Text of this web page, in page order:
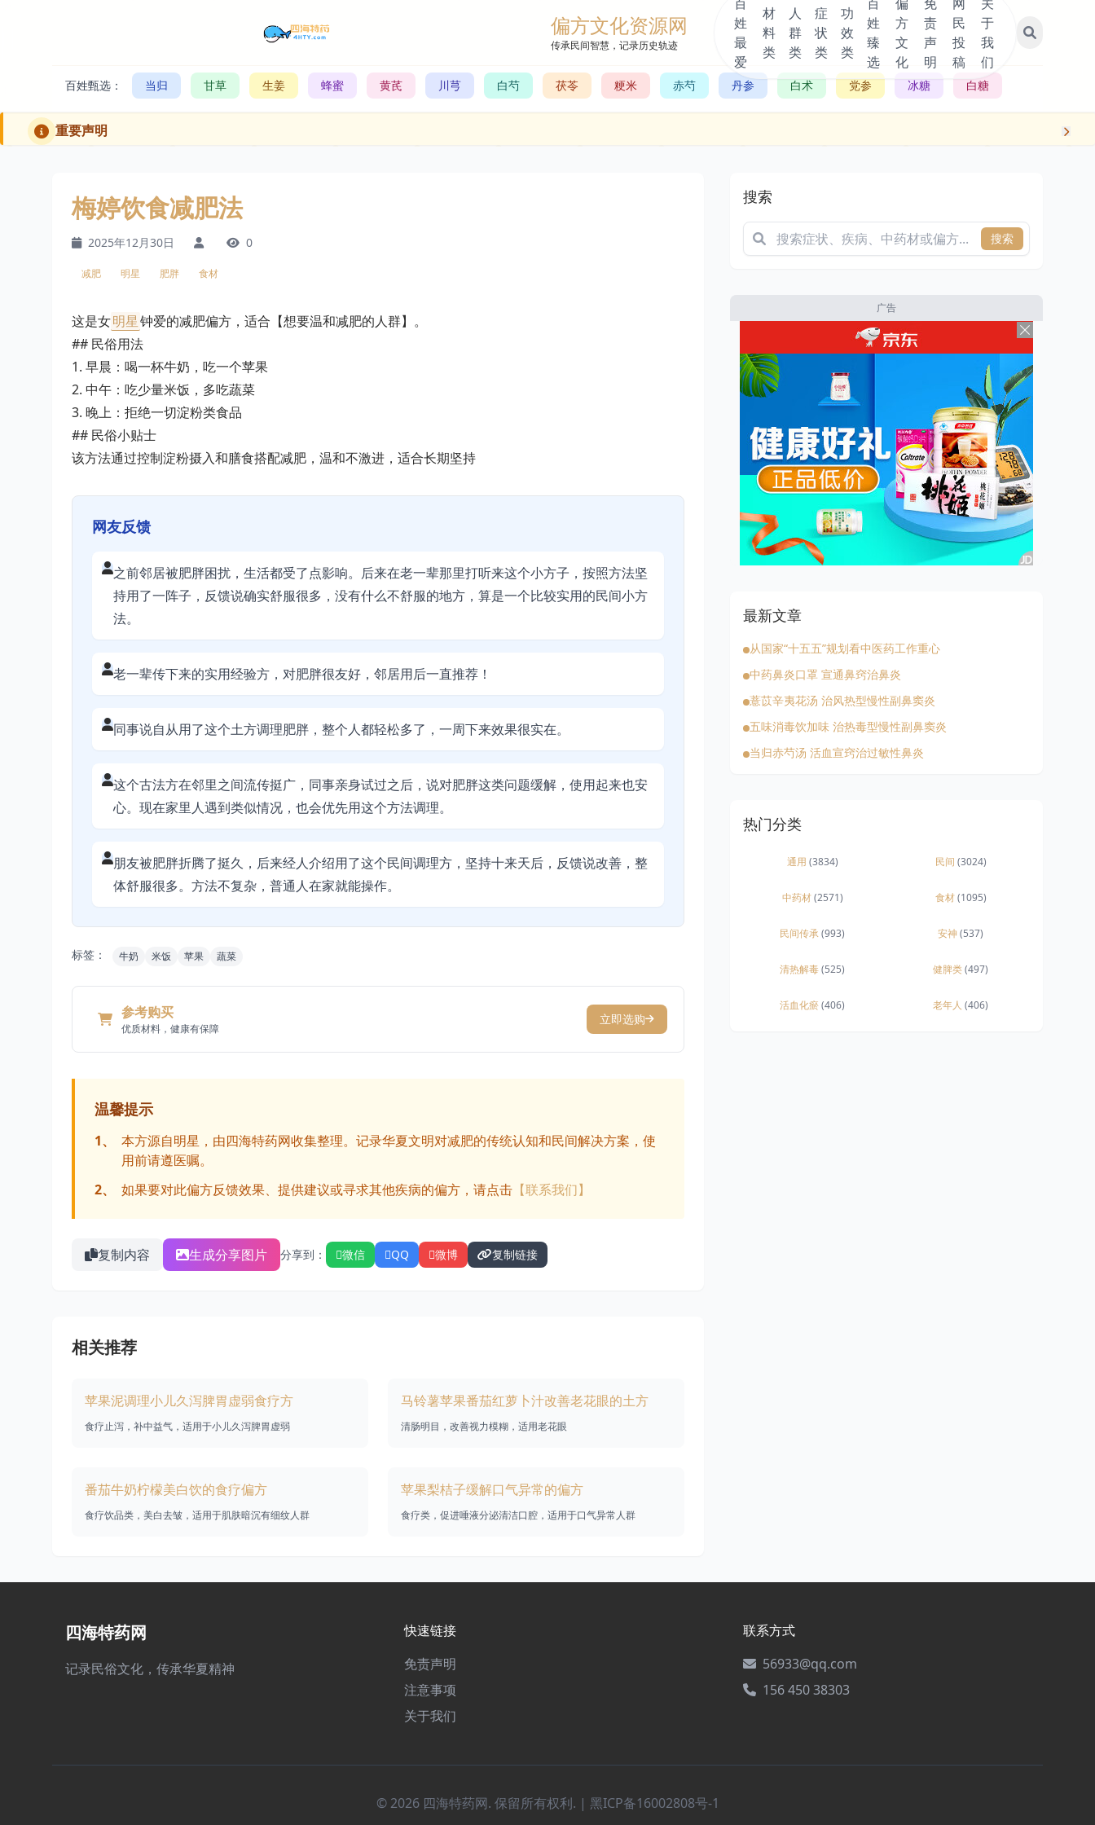
偏方文化资源网
传承民间智慧，记录历史轨迹
姓
最
爱
材
料
类
人
群
类
症
状
类
功
效
类
姓
臻
选
方
文
化
责
声
明
民
投
稿
于
我
们
百姓甄选： 当归 甘草 生姜 蜂蜜 黄芪 川芎 白芍 茯苓 粳米 赤芍 丹参 白术 党参 冰糖 白糖
重要声明
梅婷饮食减肥法
2025年12月30日 0
减肥 明星 肥胖 食材
这是女明星钟爱的减肥偏方，适合【想要温和减肥的人群】。
## 民俗用法
1. 早晨：喝一杯牛奶，吃一个苹果
2. 中午：吃少量米饭，多吃蔬菜
3. 晚上：拒绝一切淀粉类食品
## 民俗小贴士
该方法通过控制淀粉摄入和膳食搭配减肥，温和不激进，适合长期坚持
网友反馈
之前邻居被肥胖困扰，生活都受了点影响。后来在老一辈那里打听来这个小方子，按照方法坚
持用了一阵子，反馈说确实舒服很多，没有什么不舒服的地方，算是一个比较实用的民间小方
法。
老一辈传下来的实用经验方，对肥胖很友好，邻居用后一直推荐！
同事说自从用了这个土方调理肥胖，整个人都轻松多了，一周下来效果很实在。
这个古法方在邻里之间流传挺广，同事亲身试过之后，说对肥胖这类问题缓解，使用起来也安
心。现在家里人遇到类似情况，也会优先用这个方法调理。
朋友被肥胖折腾了挺久，后来经人介绍用了这个民间调理方，坚持十来天后，反馈说改善，整
体舒服很多。方法不复杂，普通人在家就能操作。
标签： 牛奶 米饭 苹果 蔬菜
参考购买
优质材料，健康有保障
立即选购
温馨提示
1、
本方源自明星，由四海特药网收集整理。记录华夏文明对减肥的传统认知和民间解决方案，使
用前请遵医嘱。
2、
如果要对此偏方反馈效果、提供建议或寻求其他疾病的偏方，请点击 【联系我们】
复制内容 生成分享图片 分享到： 微信 QQ 微博 复制链接
相关推荐
苹果泥调理小儿久泻脾胃虚弱食疗方
食疗止泻，补中益气，适用于小儿久泻脾胃虚弱
马铃薯苹果番茄红萝卜汁改善老花眼的土方
清肠明目，改善视力模糊，适用老花眼
番茄牛奶柠檬美白饮的食疗偏方
食疗饮品类，美白去皱，适用于肌肤暗沉有细纹人群
苹果梨桔子缓解口气异常的偏方
食疗类，促进唾液分泌清洁口腔，适用于口气异常人群
搜索
搜索
广告
最新文章
从国家“十五五”规划看中医药工作重心
中药鼻炎口罩 宣通鼻窍治鼻炎
薏苡辛夷花汤 治风热型慢性副鼻窦炎
五味消毒饮加味 治热毒型慢性副鼻窦炎
当归赤芍汤 活血宣窍治过敏性鼻炎
热门分类
通用 (3834) 民间 (3024)
中药材(2571) 食材(1095)
民间传承(993) 安神(537)
清热解毒(525) 健脾类(497)
活血化瘀(406) 老年人 (406)
四海特药网
记录民俗文化，传承华夏精神
快速链接
免责声明
注意事项
关于我们
联系方式
56933@qq.com
156 450 38303
© 2026 四海特药网. 保留所有权利. | 黑ICP备16002808号-1